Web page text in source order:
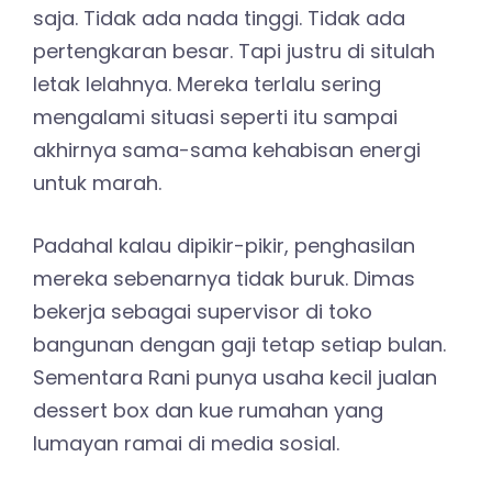
saja. Tidak ada nada tinggi. Tidak ada
pertengkaran besar. Tapi justru di situlah
letak lelahnya. Mereka terlalu sering
mengalami situasi seperti itu sampai
akhirnya sama-sama kehabisan energi
untuk marah.
Padahal kalau dipikir-pikir, penghasilan
mereka sebenarnya tidak buruk. Dimas
bekerja sebagai supervisor di toko
bangunan dengan gaji tetap setiap bulan.
Sementara Rani punya usaha kecil jualan
dessert box dan kue rumahan yang
lumayan ramai di media sosial.